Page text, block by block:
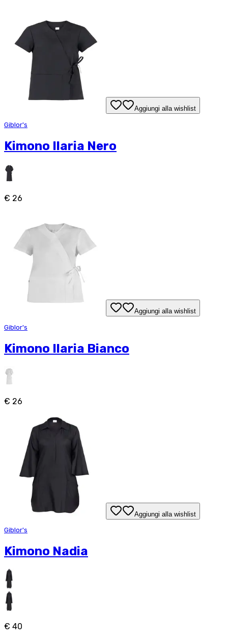
Aggiungi alla wishlist
Giblor's
Kimono Ilaria Nero
€ 26
Aggiungi alla wishlist
Giblor's
Kimono Ilaria Bianco
€ 26
Aggiungi alla wishlist
Giblor's
Kimono Nadia
€ 40